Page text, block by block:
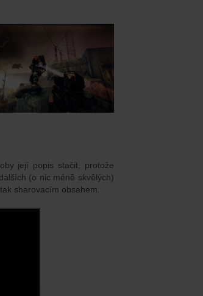
její popis stačit, protože
(o nic méně skvělých)
sharovacím obsahem.